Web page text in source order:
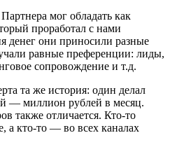
мог обладать как
проработал с нами
денег они приносили разные
равные преференции: лиды,
сопровождение и т.д.
та же история: один делал
— миллион рублей в месяц.
также отличается. Кто-то
а кто-то — во всех каналах